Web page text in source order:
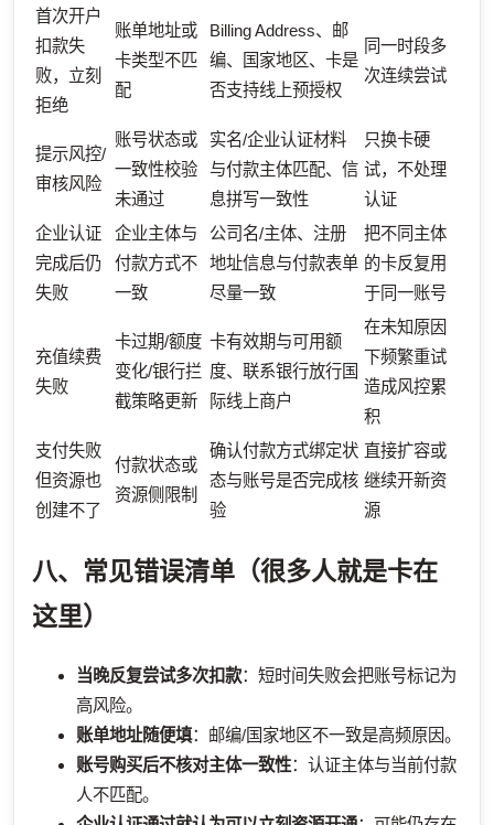
首次开户
扣款失
败，立刻
拒绝
账单地址或
卡类型不匹
配
Billing Address、邮
编、国家地区、卡是
否支持线上预授权
同一时段多
次连续尝试
提示风控/
审核风险
账号状态或
一致性校验
未通过
实名/企业认证材料
与付款主体匹配、信
息拼写一致性
只换卡硬
试，不处理
认证
企业认证
完成后仍
失败
企业主体与
付款方式不
一致
公司名/主体、注册
地址信息与付款表单
尽量一致
把不同主体
的卡反复用
于同一账号
充值续费
失败
卡过期/额度
变化/银行拦
截策略更新
卡有效期与可用额
度、联系银行放行国
际线上商户
在未知原因
下频繁重试
造成风控累
积
支付失败
但资源也
创建不了
付款状态或
资源侧限制
确认付款方式绑定状
态与账号是否完成核
验
直接扩容或
继续开新资
源
八、常见错误清单（很多人就是卡在
这里）
当晚反复尝试多次扣款：短时间失败会把账号标记为
高风险。
账单地址随便填：邮编/国家地区不一致是高频原因。
账号购买后不核对主体一致性：认证主体与当前付款
人不匹配。